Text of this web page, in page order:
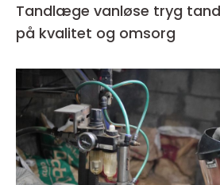
Tandlæge vanløse tryg tandpleje med fokus
på kvalitet og omsorg